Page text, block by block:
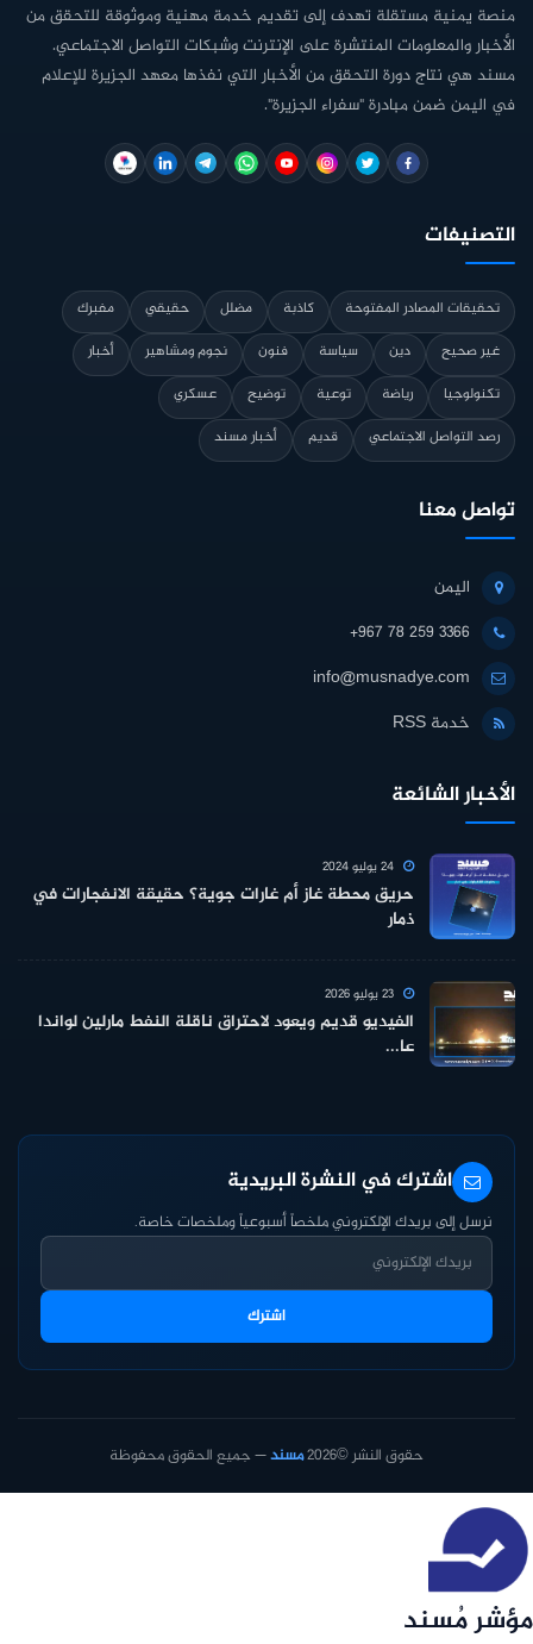
منصة يمنية مستقلة تهدف إلى تقديم خدمة مهنية وموثوقة للتحقق من
الأخبار والمعلومات المنتشرة على الإنترنت وشبكات التواصل الاجتماعي.
مسند هي نتاج دورة التحقق من الأخبار التي نفذها معهد الجزيرة للإعلام
في اليمن ضمن مبادرة "سفراء الجزيرة".
التصنيفات
تحقيقات المصادر المفتوحة كاذبة مضلل حقيقي
مفبرك
غير صحيح
دين سياسة فنون نجوم ومشاهير
أخبار
تكنولوجيا
رياضة توعية توضيح
عسكري
رصد التواصل الاجتماعي
قديم أخبار مسند
تواصل معنا
اليمن
+967 78 259 3366
info@musnadye.com
خدمة RSS
الأخبار الشائعة
حريق محطة غاز أم غارات جوية؟ حقيقة الانفجارات في
ذمار
الفيديو قديم ويعود لاحتراق ناقلة النفط مارلين لواندا
عا...
اشترك في النشرة البريدية
نرسل إلى بريدك الإلكتروني ملخصاً أسبوعياً وملخصات خاصة.
اشترك
حقوق النشر ©2026 مسند— جميع الحقوق محفوظة
مؤشر مُسند